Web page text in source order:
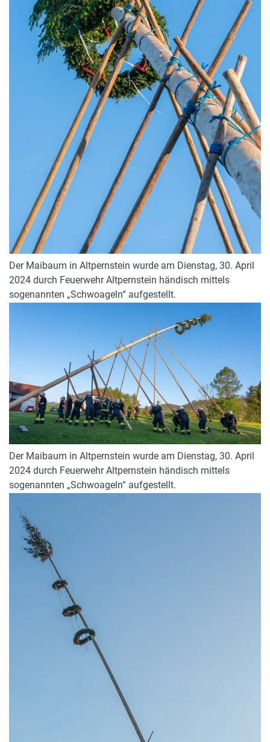
Der Maibaum in Altpernstein wurde am Dienstag, 30. April
2024 durch Feuerwehr Altpernstein händisch mittels
sogenannten „Schwoageln“ aufgestellt.
Der Maibaum in Altpernstein wurde am Dienstag, 30. April
2024 durch Feuerwehr Altpernstein händisch mittels
sogenannten „Schwoageln“ aufgestellt.